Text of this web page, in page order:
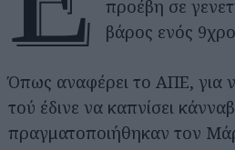
προέβη σε
βάρος ενός
Όπως αναφέρει το ΑΠΕ, για
τού έδινε να καπνίσει
πραγματοποιήθηκαν τον